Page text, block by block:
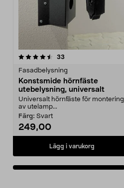
33
Fasadbelysning
Konstsmide hörnfäste
utebelysning, universalt
Universalt hörnfäste för montering
av utelamp...
Färg: Svart
249,00
Lägg i varukorg
4.5av 5 stjärnor